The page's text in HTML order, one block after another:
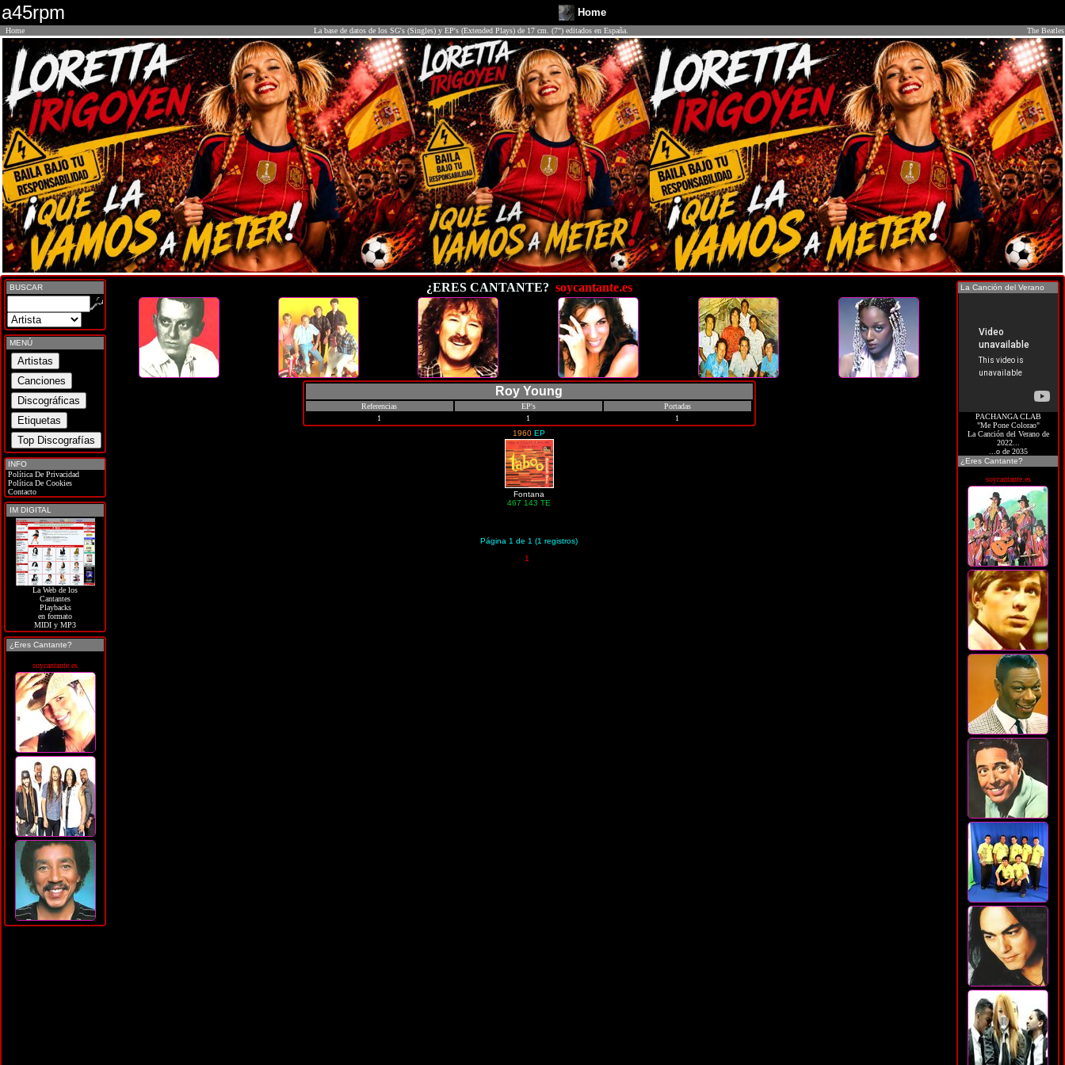
a45rpm Home
Home La base de datos de los SG's (Singles) y EP's (Extended Plays) de 17 cm. (7") editados en España. The Beatles
BUSCAR
MENÚ
INFO
Política De Privacidad
Política De Cookies
Contacto
IM DIGITAL
La Web de los
Cantantes
Playbacks
en formato
MIDI y MP3
¿Eres Cantante?
soycantante.es
¿ERES CANTANTE? soycantante.es
Roy Young
Referencias EP's
Portadas
1
1
1
1960 EP
Fontana
467 143 TE
Página 1 de 1 (1 registros)
1
La Canción del Verano
PACHANGA CLAB
"Me Pone Colorao"
La Canción del Verano de
2022...
...o de 2035
¿Eres Cantante?
soycantante.es